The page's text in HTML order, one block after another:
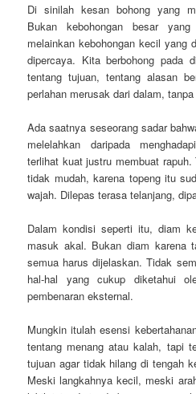
Di sinilah kesan bohong yang
Bukan kebohongan besar
melainkan kebohongan kecil yang
dipercaya. Kita berbohong pada
tentang tujuan, tentang alasan
perlahan merusak dari dalam,
Ada saatnya seseorang sadar
melelahkan daripada
terlihat kuat justru membuat
tidak mudah, karena topeng itu
wajah. Dilepas terasa telanjang,
Dalam kondisi seperti itu, diam
masuk akal. Bukan diam karena
semua harus dijelaskan. Tidak
hal-hal yang cukup diketahui
pembenaran eksternal.
Mungkin itulah esensi
tentang menang atau kalah, tapi
tujuan agar tidak hilang di tengah
Meski langkahnya kecil, meski